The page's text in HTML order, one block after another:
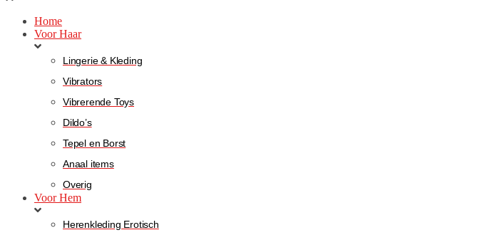
Home
Voor Haar
Lingerie & Kleding
Vibrators
Vibrerende Toys
Dildo’s
Tepel en Borst
Anaal items
Overig
Voor Hem
Herenkleding Erotisch